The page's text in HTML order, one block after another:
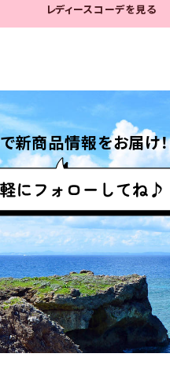
レディースコーデを見る
新商品情報をお届け！